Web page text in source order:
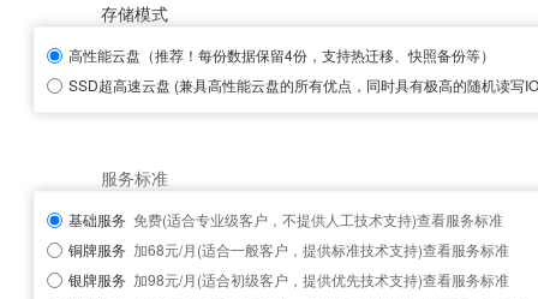
存储模式
高性能云盘 （推荐！每份数据保留4份，支持热迁移、快照备份等）
SSD超高速云盘 (兼具高性能云盘的所有优点，同时具有极高的随机读写
服务标准
基础服务 免费(适合专业级客户，不提供人工技术支持)查看服务标准
铜牌服务 加68元/月(适合一般客户，提供标准技术支持)查看服务标准
银牌服务 加98元/月(适合初级客户，提供优先技术支持)查看服务标准